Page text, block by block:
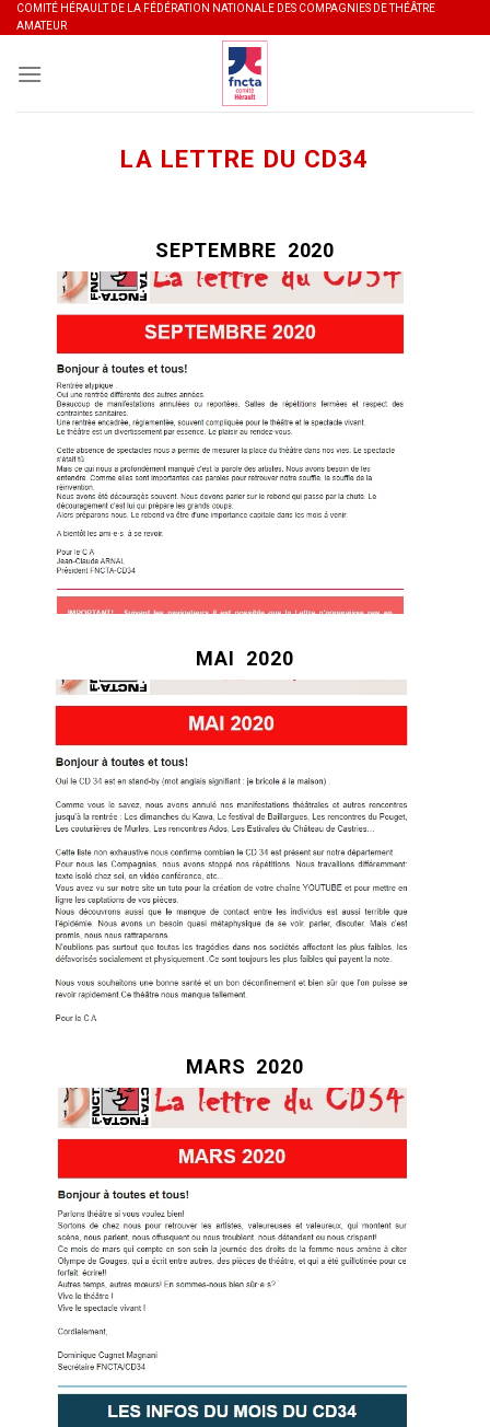
Skip
to
content
COMITÉ HÉRAULT DE LA FÉDÉRATION NATIONALE DES COMPAGNIES DE THÉÂTRE
AMATEUR
LA LETTRE DU CD34
SEPTEMBRE 2020
MAI 2020
MARS 2020